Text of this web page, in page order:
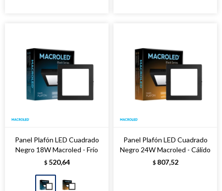
Panel Plafón LED Cuadrado
Negro 18W Macroled - Frío
$ 520,64
Panel Plafón LED Cuadrado
Negro 24W Macroled - Cálido
$ 807,52